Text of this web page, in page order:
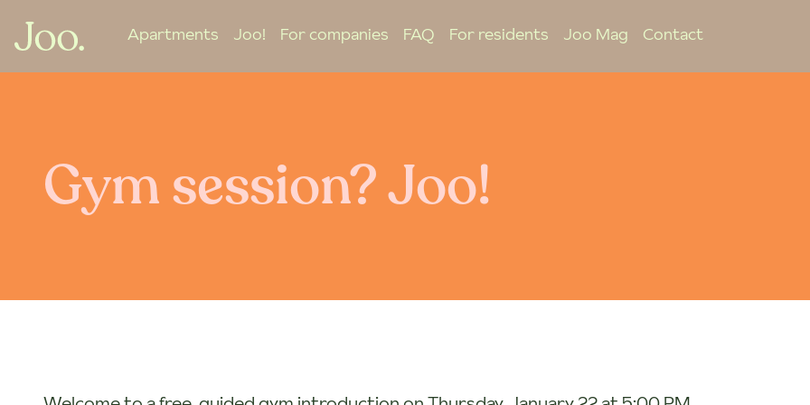
Apartments Joo! For companies FAQ For residents Joo Mag Contact
Gym session? Joo!